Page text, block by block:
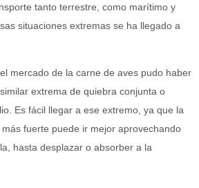
tanto terrestre, como marítimo y
situaciones extremas se ha llegado a
mercado de la carne de aves pudo haber
extrema de quiebra conjunta o
Es fácil llegar a ese extremo, ya que la
fuerte puede ir mejor aprovechando
hasta desplazar o absorber a la